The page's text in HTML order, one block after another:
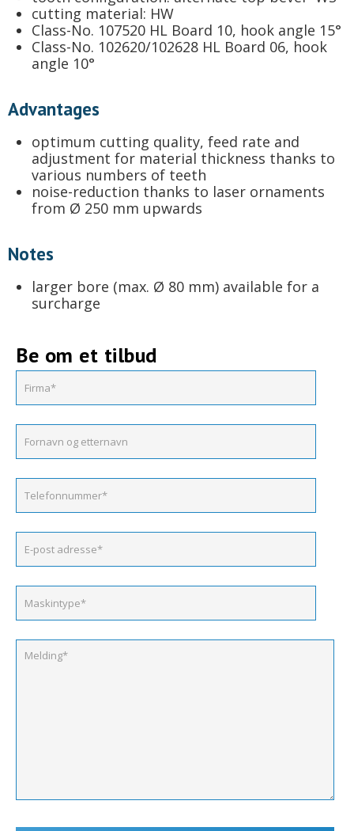
cutting material: HW
Class-No. 107520 HL Board 10, hook angle 15°
Class-No. 102620/102628 HL Board 06, hook
angle 10°
Advantages
optimum cutting quality, feed rate and
adjustment for material thickness thanks to
various numbers of teeth
noise-reduction thanks to laser ornaments
from Ø 250 mm upwards
Notes
larger bore (max. Ø 80 mm) available for a
surcharge
Be om et tilbud